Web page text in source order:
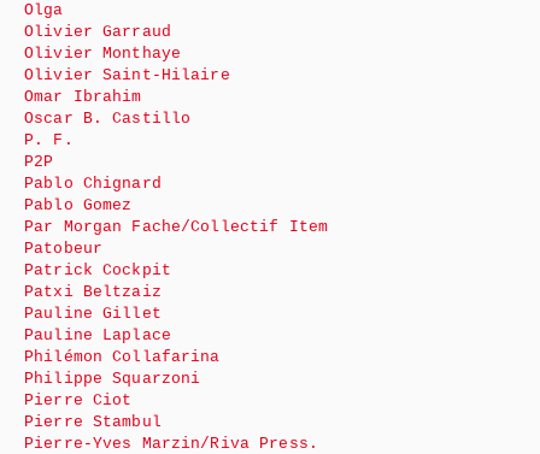
Olga
Olivier Garraud
Olivier Monthaye
Olivier Saint-Hilaire
Omar Ibrahim
Oscar B. Castillo
P. F.
P2P
Pablo Chignard
Pablo Gomez
Par Morgan Fache/Collectif Item
Patobeur
Patrick Cockpit
Patxi Beltzaiz
Pauline Gillet
Pauline Laplace
Philémon Collafarina
Philippe Squarzoni
Pierre Ciot
Pierre Stambul
Pierre-Yves Marzin/Riva Press.